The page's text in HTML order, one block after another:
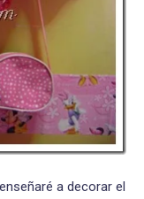
a decorar el